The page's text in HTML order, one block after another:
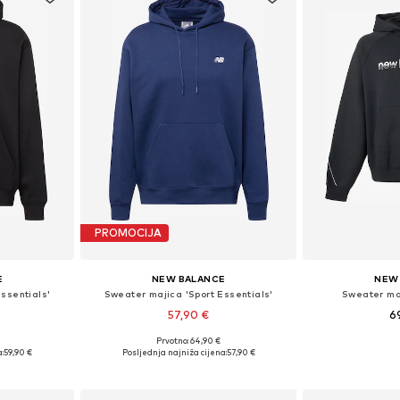
59,90 €
PROMOCIJA
NEW BALANCE
Sweater majica 'Sport Essentials'
57,90 €
+ 2
Dostupne veličine: XS, S, M, L, XL, XXL
Prvotno: 64,90 €
Posljednja najniža cijena:57,90 €
NEW
Sweater